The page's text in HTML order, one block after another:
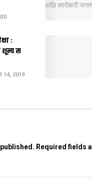
:
शून्य स
14, 2019
Required fields